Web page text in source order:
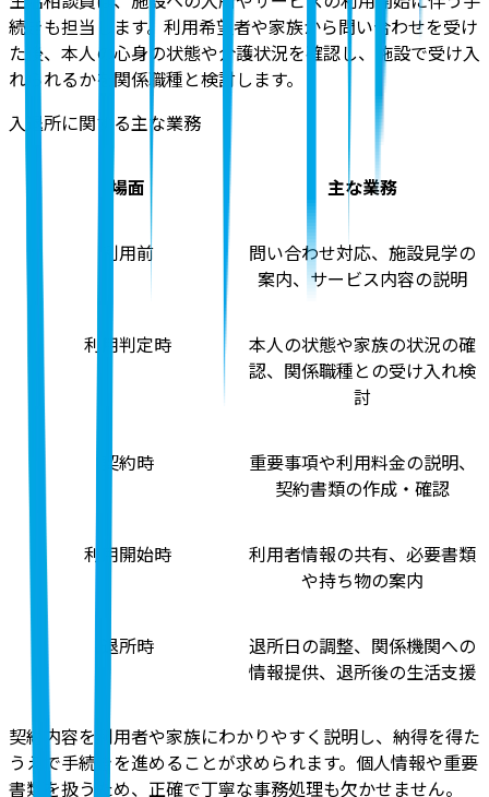
続きも担当します。利用希望者や家族から問い合わせを受け
た後、本人の心身の状態や介護状況を確認し、施設で受け入
れられるかを関係職種と検討します。
入退所に関する主な業務
場面 主な業務
利用前
問い合わせ対応、施設見学の
案内、サービス内容の説明
利用判定時
本人の状態や家族の状況の確
認、関係職種との受け入れ検
討
契約時
重要事項や利用料金の説明、
契約書類の作成・確認
利用開始時
利用者情報の共有、必要書類
や持ち物の案内
退所時
退所日の調整、関係機関への
情報提供、退所後の生活支援
契約内容を利用者や家族にわかりやすく説明し、納得を得た
うえで手続きを進めることが求められます。個人情報や重要
書類を扱うため、正確で丁寧な事務処理も欠かせません。